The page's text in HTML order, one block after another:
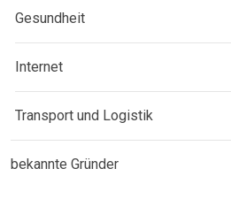
Gesundheit
Internet
Transport und Logistik
bekannte Gründer